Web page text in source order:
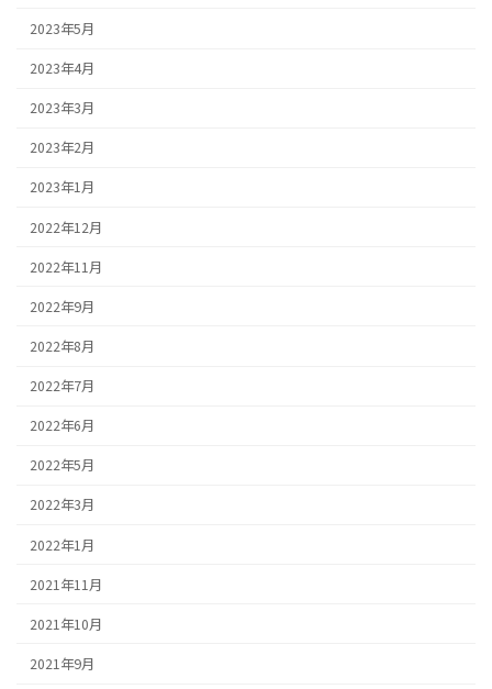
2023年5月
2023年4月
2023年3月
2023年2月
2023年1月
2022年12月
2022年11月
2022年9月
2022年8月
2022年7月
2022年6月
2022年5月
2022年3月
2022年1月
2021年11月
2021年10月
2021年9月